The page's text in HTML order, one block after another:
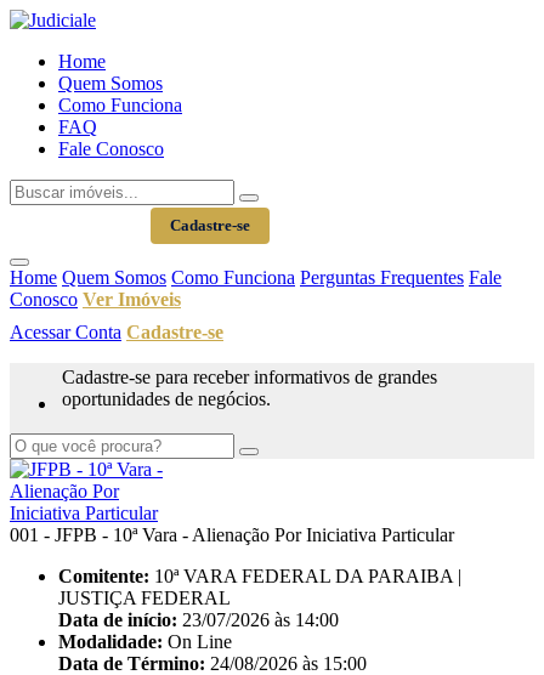
Home
Quem Somos
Como Funciona
FAQ
Fale Conosco
Cadastre-se
Home Quem Somos Como Funciona Perguntas Frequentes Fale
Conosco Ver Imóveis
Acessar Conta Cadastre-se
Cadastre-se para receber informativos de grandes
oportunidades de negócios.
001 - JFPB - 10ª Vara - Alienação Por Iniciativa Particular
Comitente: 10ª VARA FEDERAL DA PARAIBA |
JUSTIÇA FEDERAL
Data de início: 23/07/2026 às 14:00
Modalidade: On Line
Data de Término: 24/08/2026 às 15:00